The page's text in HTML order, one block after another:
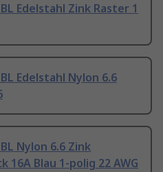
Edelstahl Zink Raster 1
Edelstahl Nylon 6.6
Nylon 6.6 Zink
16A Blau 1-polig 22 AWG